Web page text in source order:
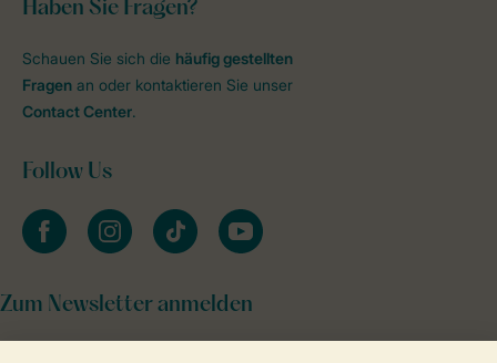
Haben Sie Fragen?
Schauen Sie sich die häufig gestellten
Fragen an oder kontaktieren Sie unser
Contact Center.
Follow Us
facebookinstagramtiktok youtube
Zum Newsletter anmelden